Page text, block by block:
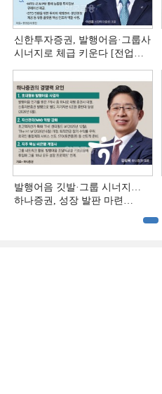
신한투자증권, 발행어음·그룹사
시너지로 체급 키운다 [전업계
발행어음 깃발·그룹 시너지…
하나증권, 성장 발판 마련